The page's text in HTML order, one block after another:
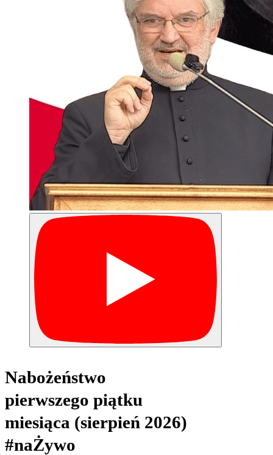
Nabożeństwo
pierwszego piątku
miesiąca (sierpień 2026)
#naŻywo